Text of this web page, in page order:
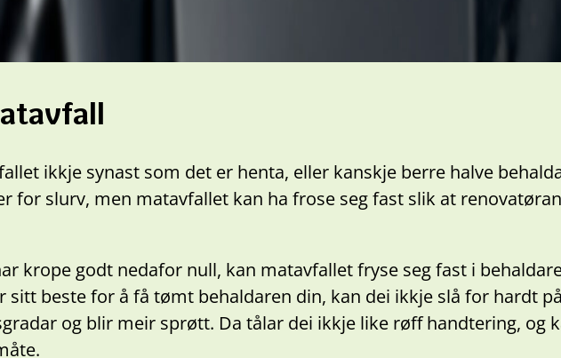
ikkje synast som det er henta, eller kanskje berre halve
for slurv, men matavfallet kan ha frose seg fast slik at
krope godt nedafor null, kan matavfallet fryse seg fast i
sitt beste for å få tømt behaldaren din, kan dei ikkje slå for hardt
og blir meir sprøtt. Da tålar dei ikkje like røff handtering, og